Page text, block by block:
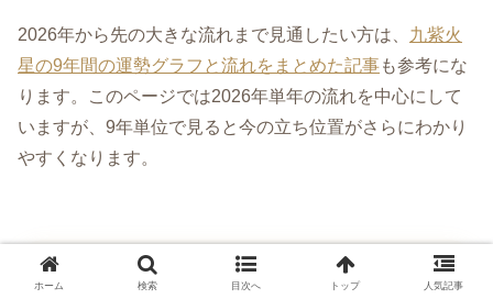
2026年から先の大きな流れまで見通したい方は、 九紫火
星の9年間の運勢グラフと流れをまとめた記事も参考にな
ります。このページでは2026年単年の流れを中心にして
いますが、9年単位で見ると今の立ち位置がさらにわかり
やすくなります。
九紫火星の2026年運勢Q&A
ホーム 検索 目次へ トップ 人気記事